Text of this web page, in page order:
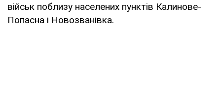
військ поблизу населених пунктів Калинове-
Попасна і Новозванівка.